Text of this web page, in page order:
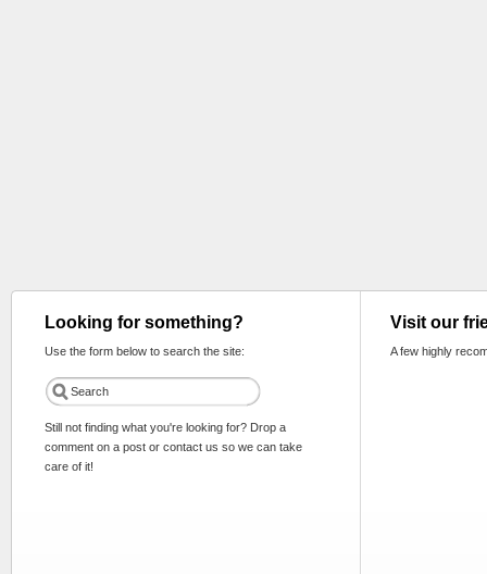
Looking for something?
Use the form below to search the site:
Still not finding what you're looking for? Drop a
comment on a post or contact us so we can take
care of it!
Visit our
A few highly